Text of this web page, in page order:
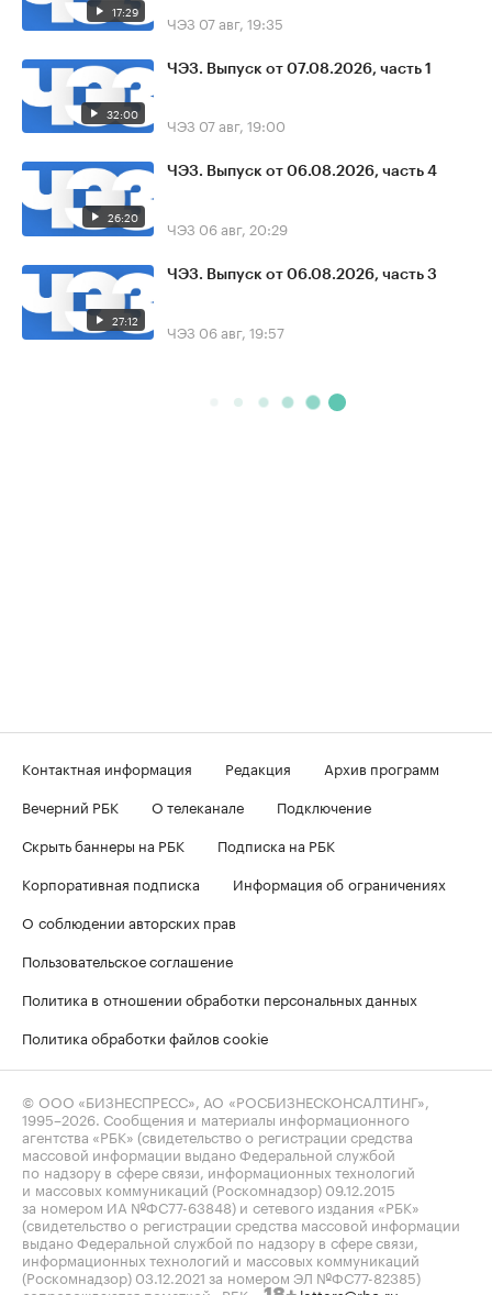
17:29 ЧЭЗ 07 авг, 19:35
32:00
ЧЭЗ. Выпуск от 07.08.2026, часть 1
ЧЭЗ 07 авг, 19:00
26:20
ЧЭЗ. Выпуск от 06.08.2026, часть 4
ЧЭЗ 06 авг, 20:29
27:12
ЧЭЗ. Выпуск от 06.08.2026, часть 3
ЧЭЗ 06 авг, 19:57
Контактная информация Редакция
Архив программ
Вечерний РБК
О телеканале
Подключение
Скрыть баннеры на РБК
Подписка на РБК
Корпоративная подписка
Информация об ограничениях
О соблюдении авторских прав
Пользовательское соглашение
Политика в отношении обработки персональных данных
Политика обработки файлов cookie
© ООО «БИЗНЕСПРЕСС», АО «РОСБИЗНЕСКОНСАЛТИНГ»,
1995–2026 . Сообщения и материалы информационного
агентства «РБК» (свидетельство о регистрации средства
массовой информации выдано Федеральной службой
по надзору в сфере связи, информационных технологий
и массовых коммуникаций (Роскомнадзор) 09.12.2015
за номером ИА №ФС77-63848) и сетевого издания «РБК»
(свидетельство о регистрации средства массовой информации
выдано Федеральной службой по надзору в сфере связи,
информационных технологий и массовых коммуникаций
(Роскомнадзор) 03.12.2021 за номером ЭЛ №ФС77-82385)